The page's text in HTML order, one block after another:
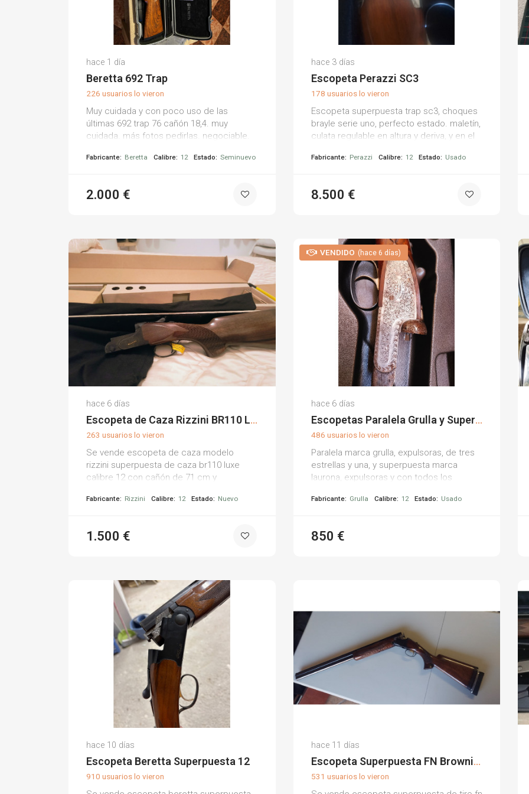
Francisco P.
hace 1 día
Beretta 692 Trap
226 usuarios lo vieron
Muy cuidada y con poco uso de las
últimas 692 trap 76 cañón 18,4. muy
cuidada. más fotos pedirlas. negociable.
Fabricante: Beretta Calibre: 12 Estado: Seminuevo
2.000 €
Bernabe L.
hace 3 días
Escopeta Perazzi SC3
178 usuarios lo vieron
Escopeta superpuesta trap sc3, choques
brayle serie uno, perfecto estado. maletín,
culata regulable en altura y deriva, y en el
Fabricante: Perazzi Calibre: 12 Estado: Usado
8.500 €
Felix G.
hace 6 días
Escopeta de Caza Rizzini BR110 Luxe
263 usuarios lo vieron
Se vende escopeta de caza modelo
rizzini superpuesta de caza br110 luxe
calibre 12 con cañón de 71 cm y
Fabricante: Rizzini Calibre: 12 Estado: Nuevo
1.500 €
VENDIDO (hace 6 días)
Israel A.
(0)
hace 6 días
Escopetas Paralela Grulla y Superpuesta Laurona
486 usuarios lo vieron
Paralela marca grulla, expulsoras, de tres
estrellas y una, y superpuesta marca
laurona, expulsoras y con todos los
Fabricante: Grulla Calibre: 12 Estado: Usado
850 €
Guillermo M.
(0)
hace 10 días
Escopeta Beretta Superpuesta 12
910 usuarios lo vieron
Hunt D.
hace 11 días
Escopeta Superpuesta FN Browning B25
531 usuarios lo vieron